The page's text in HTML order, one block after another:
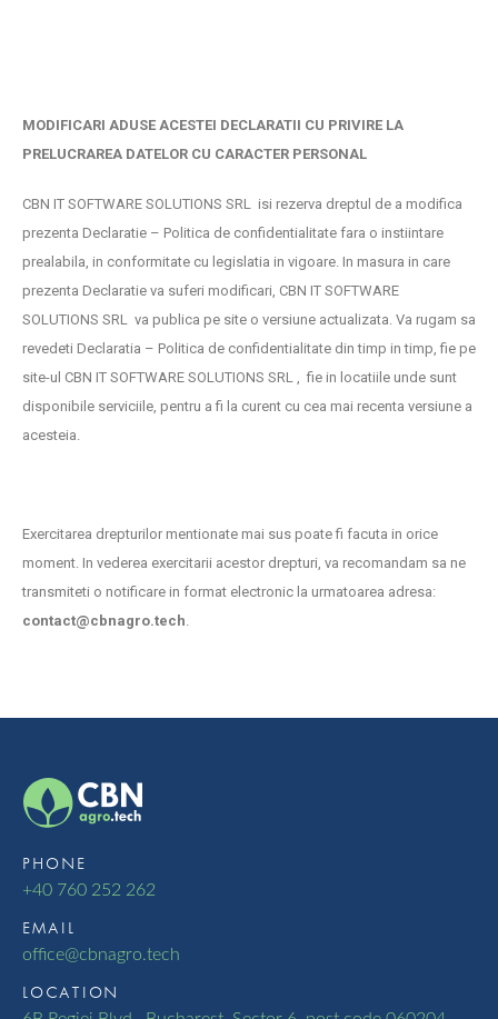
MODIFICARI ADUSE ACESTEI DECLARATII CU PRIVIRE LA
PRELUCRAREA DATELOR CU CARACTER PERSONAL
CBN IT SOFTWARE SOLUTIONS SRL isi rezerva dreptul de a modifica
prezenta Declaratie – Politica de confidentialitate fara o instiintare
prealabila, in conformitate cu legislatia in vigoare. In masura in care
prezenta Declaratie va suferi modificari, CBN IT SOFTWARE
SOLUTIONS SRL va publica pe site o versiune actualizata. Va rugam sa
revedeti Declaratia – Politica de confidentialitate din timp in timp, fie pe
site-ul CBN IT SOFTWARE SOLUTIONS SRL , fie in locatiile unde sunt
disponibile serviciile, pentru a fi la curent cu cea mai recenta versiune a
acesteia.
Exercitarea drepturilor mentionate mai sus poate fi facuta in orice
moment. In vederea exercitarii acestor drepturi, va recomandam sa ne
transmiteti o notificare in format electronic la urmatoarea adresa:
contact@cbnagro.tech.
PHONE
+40 760 252 262
EMAIL
oﬃce@cbnagro.tech
LOCATION